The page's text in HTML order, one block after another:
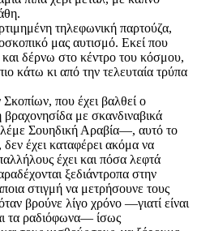
τηλεφωνική παρτούζα,
μας αυτισμό. Εκεί που
και δέρνω στο κέντρο του κόσμου,
κάτω κι από την τελευταία τρύπα
που έχει βαλθεί ο
με σκανδιναβικά
Σουηδική Αραβία—, αυτό το
έχει καταφέρει ακόμα να
έχει και πόσα λεφτά
ξεδιάντροπα στην
στιγμή να μετρήσουνε τους
βρούνε λίγο χρόνο —γιατί είναι
τα ραδιόφωνα— ίσως